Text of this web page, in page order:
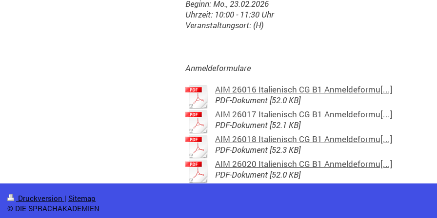
Beginn: Mo., 23.02.2026
Uhrzeit: 10:00 - 11:30 Uhr
Veranstaltungsort: (H)
Anmeldeformulare
AIM 26016 Italienisch CG B1 Anmeldeformu[...]
PDF-Dokument [52.0 KB]
AIM 26017 Italienisch CG B1 Anmeldeformu[...]
PDF-Dokument [52.1 KB]
AIM 26018 Italienisch CG B1 Anmeldeformu[...]
PDF-Dokument [52.3 KB]
AIM 26020 Italienisch CG B1 Anmeldeformu[...]
PDF-Dokument [52.0 KB]
Druckversion | Sitemap
© DIE SPRACHAKADEMIEN